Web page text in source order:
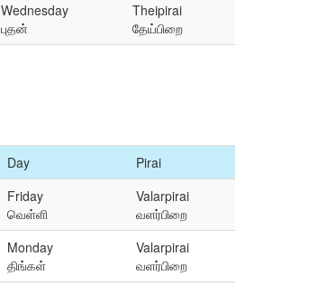
Wednesday
புதன்
Theipirai
தேய்பிறை
Day
Pirai
Friday
வெள்ளி
Valarpirai
வளர்பிறை
Monday
திங்கள்
Valarpirai
வளர்பிறை